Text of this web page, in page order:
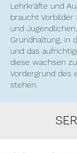
Lehrkräfte und
braucht
und
Grundhaltung, in
und das
diese wachsen
Vordergrund des
stehen.